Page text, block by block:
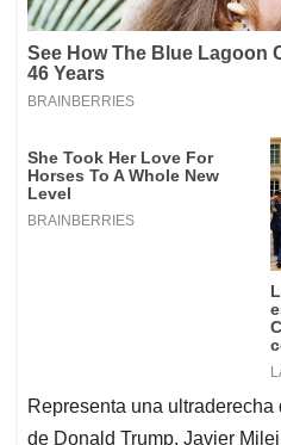
Representa una
de Donald Trump, Javier